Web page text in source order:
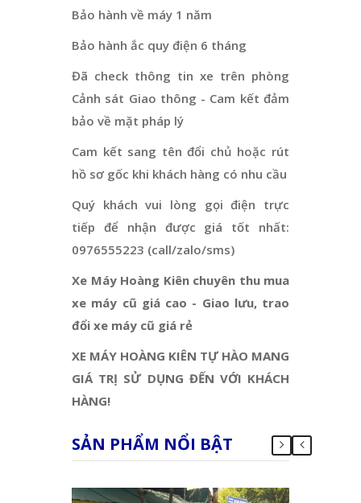
Bảo hành về máy 1 năm
Bảo hành ắc quy điện 6 tháng
Đã check thông tin xe trên phòng
Cảnh sát Giao thông - Cam kết đảm
bảo về mặt pháp lý
Cam kết sang tên đổi chủ hoặc rút
hồ sơ gốc khi khách hàng có nhu cầu
Quý khách vui lòng gọi điện trực
tiếp để nhận được giá tốt nhất:
0976555223 (call/zalo/sms)
Xe Máy Hoàng Kiên chuyên thu mua
xe máy cũ giá cao - Giao lưu, trao
đổi xe máy cũ giá rẻ
XE MÁY HOÀNG KIÊN TỰ HÀO MANG
GIÁ TRỊ SỬ DỤNG ĐẾN VỚI KHÁCH
HÀNG!
SẢN PHẨM NỔI BẬT